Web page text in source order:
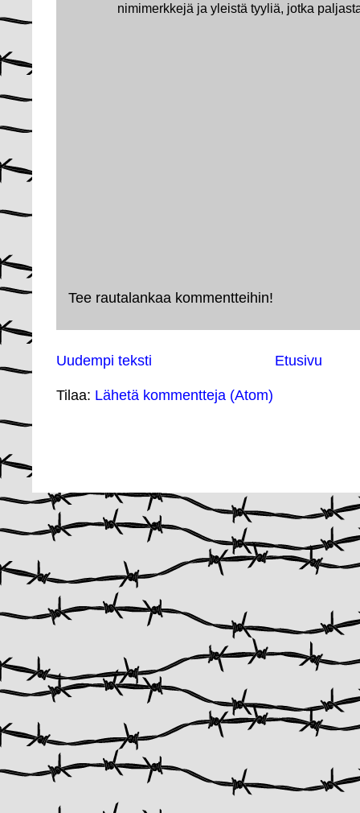
nimimerkkejä ja yleistä tyyliä, jotka
Tee rautalankaa kommentteihin!
Uudempi teksti Etusivu
Tilaa: Lähetä kommentteja (Atom)